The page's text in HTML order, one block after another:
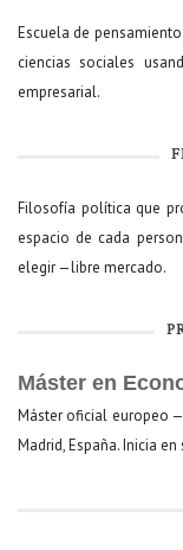
Escuela de
ciencias sociales
empresarial.
Filosofía política que
espacio de cada
elegir —libre mercado.
Máster en
Máster oficial europeo
Madrid, España. Inicia